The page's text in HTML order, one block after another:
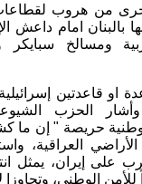
جرى من هروب
بالبنان امام داعش
ومسالخ سبايكر
او قاعدتين
وأشار الحزب
حريصة " إن ما
العراقية،
على إيران، يمثل
للأمن الوطني،